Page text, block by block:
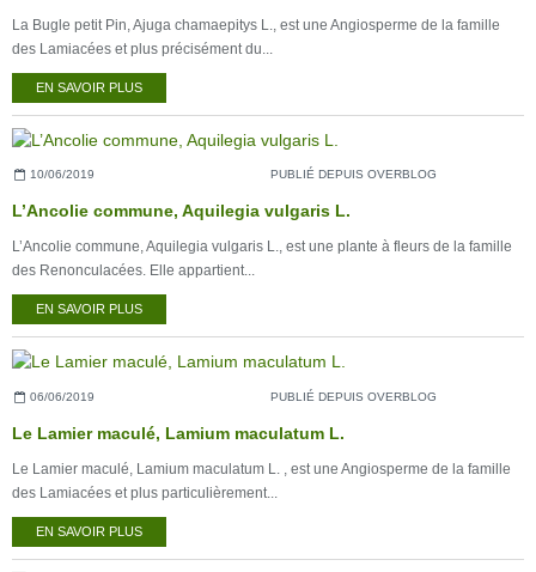
La Bugle petit Pin, Ajuga chamaepitys L., est une Angiosperme de la famille
des Lamiacées et plus précisément du...
EN SAVOIR PLUS
10/06/2019 PUBLIÉ DEPUIS OVERBLOG
L’Ancolie commune, Aquilegia vulgaris L.
L’Ancolie commune, Aquilegia vulgaris L., est une plante à fleurs de la famille
des Renonculacées. Elle appartient...
EN SAVOIR PLUS
06/06/2019 PUBLIÉ DEPUIS OVERBLOG
Le Lamier maculé, Lamium maculatum L.
Le Lamier maculé, Lamium maculatum L. , est une Angiosperme de la famille
des Lamiacées et plus particulièrement...
EN SAVOIR PLUS